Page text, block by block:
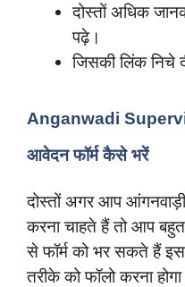
दोस्तों अधिक
पढ़े।
जिसकी लिंक निचे
Anganwadi
आवेदन फॉर्म कैसे भरें
दोस्तों अगर आप
करना चाहते हैं तो आप
से फॉर्म को भर सकते हैं
तरीके को फॉलो करना